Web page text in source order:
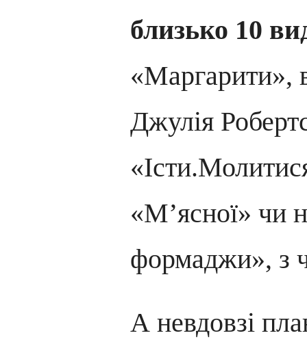
близько 10
«Маргарити»,
Джулія
«М’ясної» чи
формаджи», з
А невдовзі